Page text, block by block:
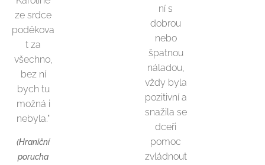
ze srdce
poděkova
t za
všechno,
bez ní
bych tu
možná i
nebyla."
(Hraniční
porucha
ní s
dobrou
nebo
špatnou
náladou,
vždy byla
pozitivní a
snažila se
dceři
pomoc
zvládnout